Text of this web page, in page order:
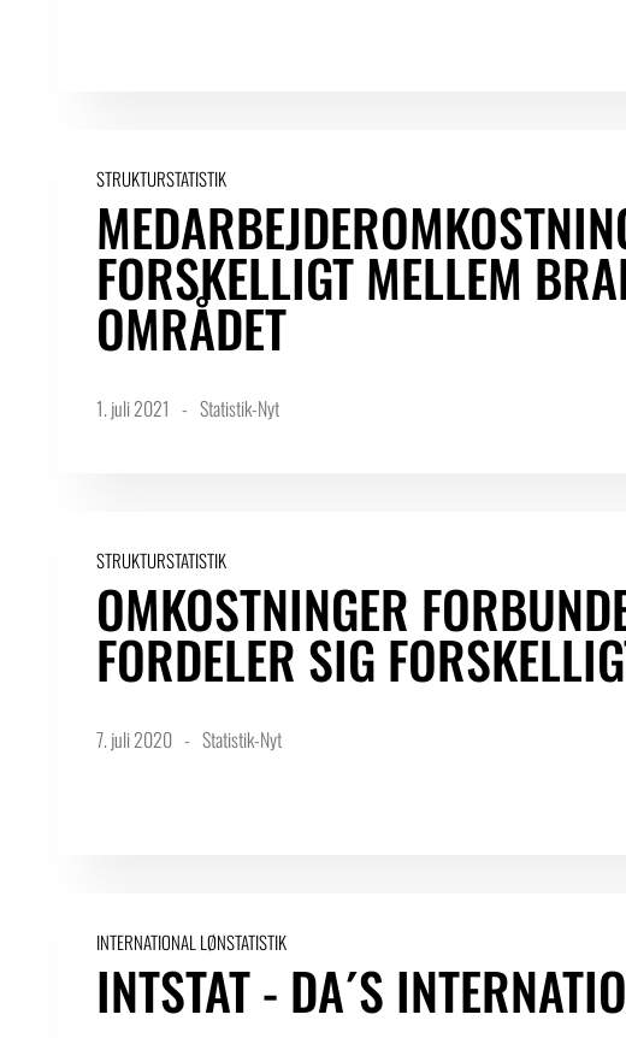
STRUKTURSTATISTIK
FORSKELLIGT MELLEM
OMRÅDET
1. juli 2021 Statistik-Nyt
STRUKTURSTATISTIK
OMKOSTNINGER
FORDELER SIG
7. juli 2020 Statistik-Nyt
INTERNATIONAL LØNSTATISTIK
INTSTAT - DA´S